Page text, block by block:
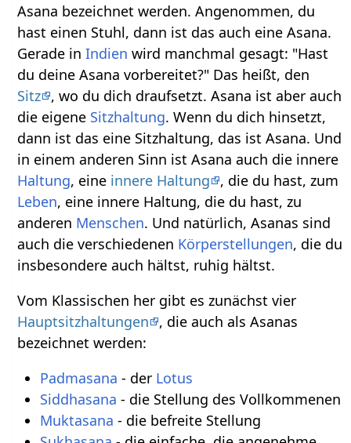
Asana bezeichnet werden. Angenommen, du
hast einen Stuhl, dann ist das auch eine Asana.
Gerade inIndien wird manchmal gesagt: "Hast
du deine Asana vorbereitet?" Das heißt, den
Sitz , wo du dich draufsetzt. Asana ist aber auch
die eigene Sitzhaltung. Wenn du dich hinsetzt,
dann ist das eine Sitzhaltung, das ist Asana. Und
in einem anderen Sinn ist Asana auch die innere
Haltung, eine innere Haltung
, die du hast, zum
Leben, eine innere Haltung, die du hast, zu
anderen Menschen. Und natürlich, Asanas sind
auch die verschiedenen Körperstellungen, die du
insbesondere auch hältst, ruhig hältst.
Vom Klassischen her gibt es zunächst vier
Hauptsitzhaltungen
, die auch als Asanas
bezeichnet werden:
Padmasana - der Lotus
Siddhasana - die Stellung des Vollkommenen
Muktasana - die befreite Stellung